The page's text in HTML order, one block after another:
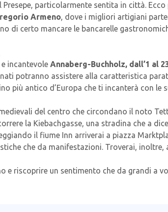
particolarmente sentita in città. Ecco
Armeno, dove i migliori artigiani
di certo mancare le bancarelle
incantevole Annaberg-Buchholz, dall’1 al
potranno assistere alla caratteristica
più antico d’Europa che ti incanterà con le
del centro che circondano il noto
la Kiebachgasse, una stradina che a
il fiume Inn arriverai a piazza
che da manifestazioni. Troverai, inoltre,
e riscoprire un sentimento che da grandi a